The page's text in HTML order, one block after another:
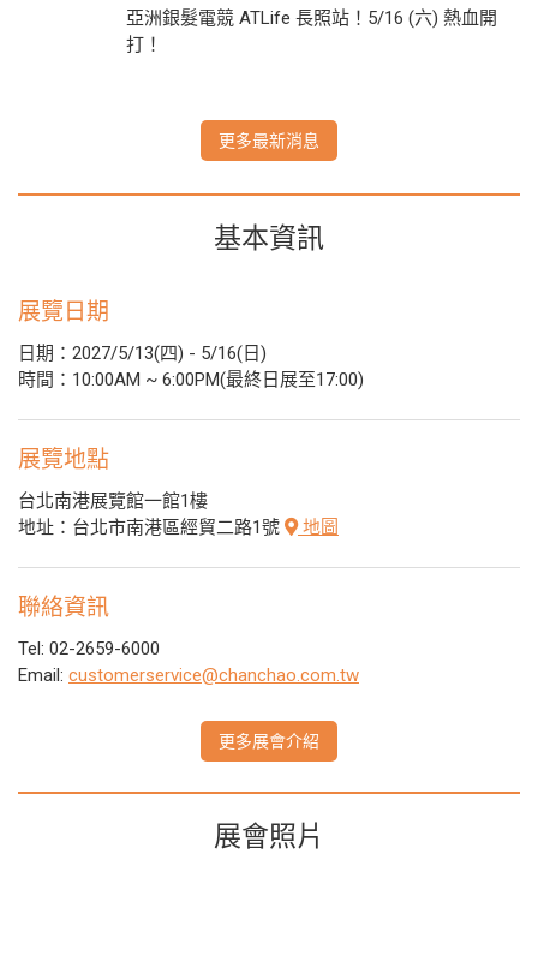
亞洲銀髮電競 ATLife 長照站！5/16 (六) 熱血開
打！
更多最新消息
基本資訊
展覽日期
日期：2027/5/13(四) - 5/16(日)
時間：10:00AM ~ 6:00PM(最終日展至17:00)
展覽地點
台北南港展覽館一館1樓
地址：台北市南港區經貿二路1號
地圖
聯絡資訊
Tel: 02-2659-6000
Email: customerservice@chanchao.com.tw
更多展會介紹
展會照片